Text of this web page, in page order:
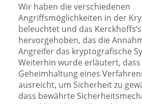
Wir haben die verschiedenen
Angriffsmöglichkeiten in der
beleuchtet und das
hervorgehoben, das die
Angreifer das kryptografische
Weiterhin wurde erläutert, dass
Geheimhaltung eines
ausreicht, um Sicherheit zu
dass bewährte